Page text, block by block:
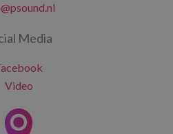
Media
Video